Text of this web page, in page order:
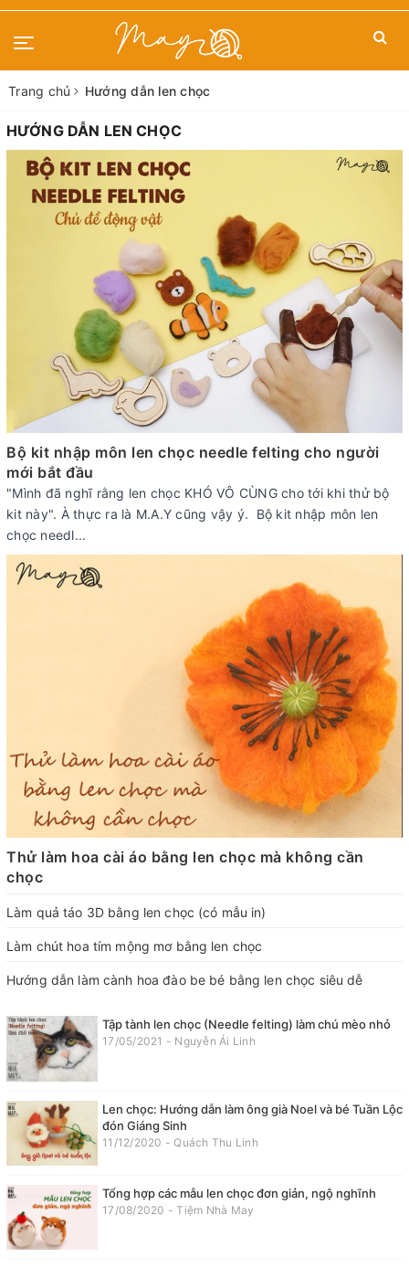
Trang chủ Hướng dẫn len chọc
HƯỚNG DẪN LEN CHỌC
Bộ kit nhập môn len chọc needle felting cho người
mới bắt đầu
"Mình đã nghĩ rằng len chọc KHÓ VÔ CÙNG cho tới khi thử bộ
kit này". À thực ra là M.A.Y cũng vậy ý. Bộ kit nhập môn len
chọc needl...
Thử làm hoa cài áo bằng len chọc mà không cần
chọc
Làm quả táo 3D bằng len chọc (có mẫu in)
Làm chút hoa tím mộng mơ bằng len chọc
Hướng dẫn làm cành hoa đào be bé bằng len chọc siêu dễ
Tập tành len chọc (Needle felting) làm chú mèo nhỏ
17/05/2021 - Nguyễn Ái Linh
Len chọc: Hướng dẫn làm ông già Noel và bé Tuần Lộc
đón Giáng Sinh
11/12/2020 - Quách Thu Linh
Tổng hợp các mẫu len chọc đơn giản, ngộ nghĩnh
17/08/2020 - Tiệm Nhà May